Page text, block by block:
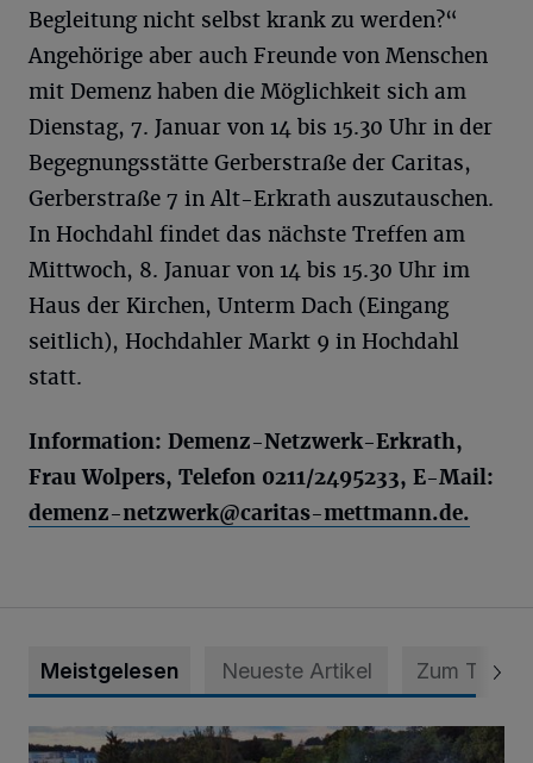
Begleitung nicht selbst krank zu werden?“
Angehörige aber auch Freunde von Menschen
mit Demenz haben die Möglichkeit sich am
Dienstag, 7. Januar von 14 bis 15.30 Uhr in der
Begegnungsstätte Gerberstraße der Caritas,
Gerberstraße 7 in Alt-Erkrath auszutauschen.
In Hochdahl findet das nächste Treffen am
Mittwoch, 8. Januar von 14 bis 15.30 Uhr im
Haus der Kirchen, Unterm Dach (Eingang
seitlich), Hochdahler Markt 9 in Hochdahl
statt.
Information: Demenz-Netzwerk-Erkrath,
Frau Wolpers, Telefon 0211/2495233, E-Mail:
demenz-netzwerk@caritas-mettmann.de.
Meistgelesen Neueste Artikel Zum Thema
Vier Tage mit vollem Programm